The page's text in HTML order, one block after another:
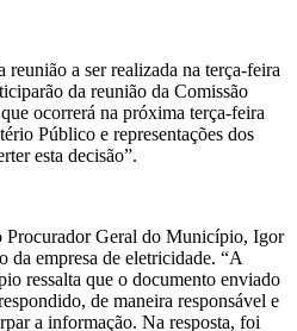
a ser realizada na terça-feira
da reunião da Comissão
ocorrerá na próxima terça-feira
Público e representações dos
esta decisão”.
Procurador Geral do Município, Igor
empresa de eletricidade. “A
ressalta que o documento enviado
de maneira responsável e
a informação. Na resposta, foi